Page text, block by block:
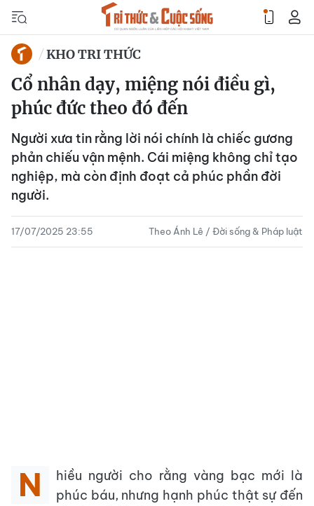
KHO TRI THỨC
Cổ nhân dạy, miệng nói điều gì,
phúc đức theo đó đến
Người xưa tin rằng lời nói chính là chiếc gương
phản chiếu vận mệnh. Cái miệng không chỉ tạo
nghiệp, mà còn định đoạt cả phúc phần đời
người.
17/07/2025 23:55 Theo Ánh Lê / Đời sống & Pháp luật
N
hiều người cho rằng vàng bạc mới là
phúc báu, nhưng hạnh phúc thật sự đến